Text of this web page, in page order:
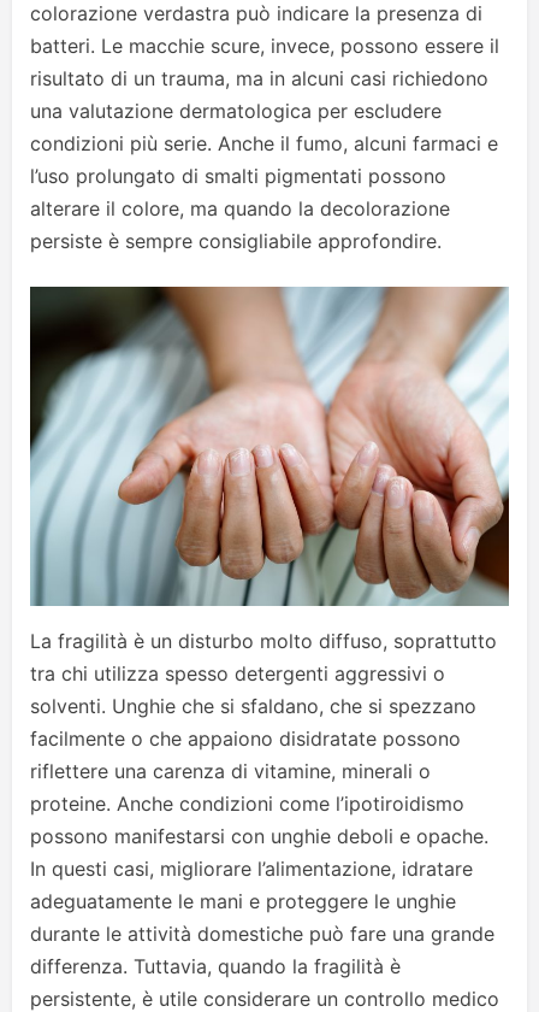
colorazione verdastra può indicare la presenza di
batteri. Le macchie scure, invece, possono essere il
risultato di un trauma, ma in alcuni casi richiedono
una valutazione dermatologica per escludere
condizioni più serie. Anche il fumo, alcuni farmaci e
l’uso prolungato di smalti pigmentati possono
alterare il colore, ma quando la decolorazione
persiste è sempre consigliabile approfondire.
La fragilità è un disturbo molto diffuso, soprattutto
tra chi utilizza spesso detergenti aggressivi o
solventi. Unghie che si sfaldano, che si spezzano
facilmente o che appaiono disidratate possono
riflettere una carenza di vitamine, minerali o
proteine. Anche condizioni come l’ipotiroidismo
possono manifestarsi con unghie deboli e opache.
In questi casi, migliorare l’alimentazione, idratare
adeguatamente le mani e proteggere le unghie
durante le attività domestiche può fare una grande
differenza. Tuttavia, quando la fragilità è
persistente, è utile considerare un controllo medico